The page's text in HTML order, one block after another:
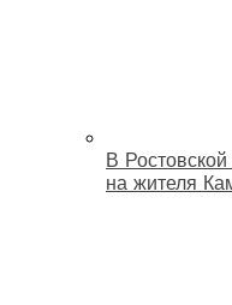
В
на жителя